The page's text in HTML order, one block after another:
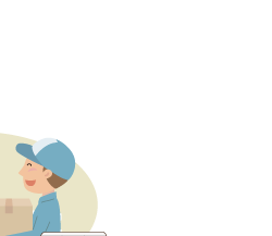
2年10月22日(木)
和2年8月26日(水)
和2年6月8日(月)